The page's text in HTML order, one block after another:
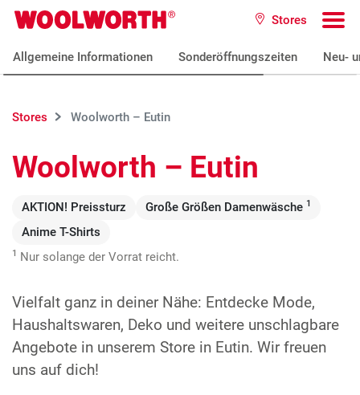
Zum Hauptinhalt
Woolworth GmbH Stores
Allgemeine Informationen Sonderöffnungszeiten Neu-
Stores Woolworth – Eutin
Woolworth – Eutin
AKTION! Preissturz Große Größen Damenwäsche 1
Anime T-Shirts
1 Nur solange der Vorrat reicht.
Vielfalt ganz in deiner Nähe: Entdecke Mode,
Haushaltswaren, Deko und weitere unschlagbare
Angebote in unserem Store in Eutin. Wir freuen
uns auf dich!